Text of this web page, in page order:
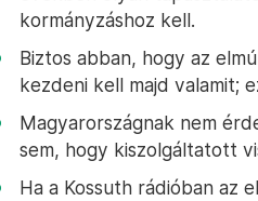
kormányzáshoz kell.
Biztos abban, hogy az
kezdeni kell majd valamit;
Magyarországnak nem
sem, hogy kiszolgáltatott
Ha a Kossuth rádióban az